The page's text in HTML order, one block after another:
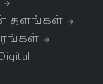
தளங்கள்